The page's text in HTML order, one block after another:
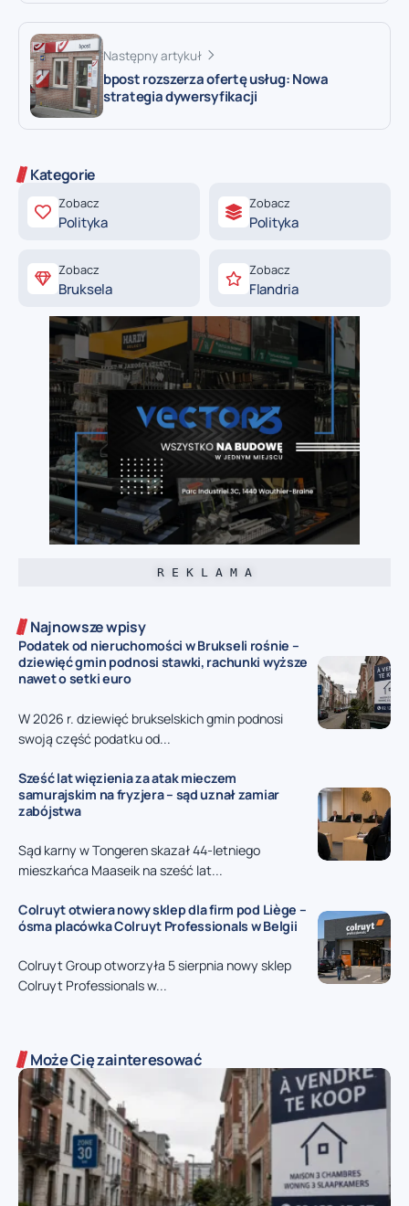
Następny artykuł
bpost rozszerza ofertę usług: Nowa
strategia dywersyfikacji
Kategorie
Zobacz
Polityka
Zobacz
Polityka
Zobacz
Bruksela
Zobacz
Flandria
R E K L A M A
Najnowsze wpisy
Podatek od nieruchomości w Brukseli rośnie –
dziewięć gmin podnosi stawki, rachunki wyższe
nawet o setki euro
W 2026 r. dziewięć brukselskich gmin podnosi
swoją część podatku od...
Sześć lat więzienia za atak mieczem
samurajskim na fryzjera – sąd uznał zamiar
zabójstwa
Sąd karny w Tongeren skazał 44-letniego
mieszkańca Maaseik na sześć lat...
Colruyt otwiera nowy sklep dla firm pod Liège –
ósma placówka Colruyt Professionals w Belgii
Colruyt Group otworzyła 5 sierpnia nowy sklep
Colruyt Professionals w...
Może Cię zainteresować